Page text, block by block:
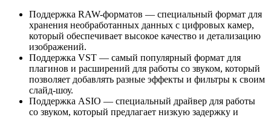
Поддержка RAW-форматов — специальный формат для
хранения необработанных данных с цифровых камер,
который обеспечивает высокое качество и детализацию
изображений.
Поддержка VST — самый популярный формат для
плагинов и расширений для работы со звуком, который
позволяет добавлять разные эффекты и фильтры к своим
слайд-шоу.
Поддержка ASIO — специальный драйвер для работы
со звуком, который предлагает низкую задержку и